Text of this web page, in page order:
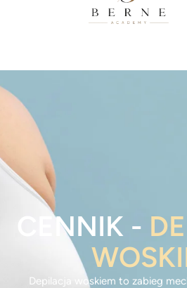
CENNIK -
Depilacja woskiem to zabieg